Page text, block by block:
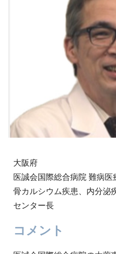
大阪府
医誠会国際総合病院 難病医
骨カルシウム疾患、内分泌
センター長
コメント